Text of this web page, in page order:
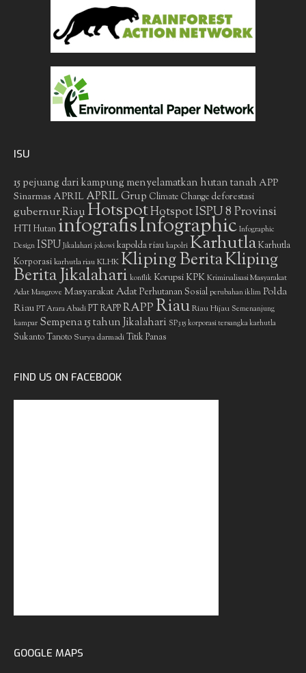
ISU
15 pejuang dari kampung menyelamatkan hutan tanah APP
Sinarmas APRIL APRIL Grup Climate Change deforestasi
gubernur RiauHotspotHotspot ISPU 8 Provinsi
HTIHutan infografisInfographic Infographic
Design ISPU Jikalahari jokowi kapolda riau kapolri KarhutlaKarhutla
Korporasikarhutla riauKLHKKliping BeritaKliping
Berita Jikalahari konflik Korupsi KPKKriminalisasi Masyarakat
Adat Mangrove Masyarakat AdatPerhutanan Sosial perubahan iklim Polda
Riau PT Arara Abadi PT RAPPRAPPRiauRiau Hijau Semenanjung
kampar Sempena 15 tahun Jikalahari SP3 15 korporasi tersangka karhutla
Sukanto Tanoto Surya darmadiTitik Panas
FIND US ON FACEBOOK
GOOGLE MAPS